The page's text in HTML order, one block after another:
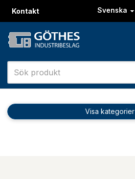
Kontakt Svenska
Visa kategorier